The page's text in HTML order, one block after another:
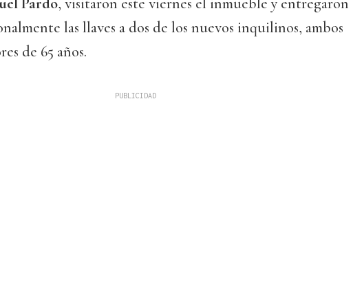
Pardo, visitaron este viernes el inmueble y entregaron
las llaves a dos de los nuevos inquilinos, ambos
de 65 años.